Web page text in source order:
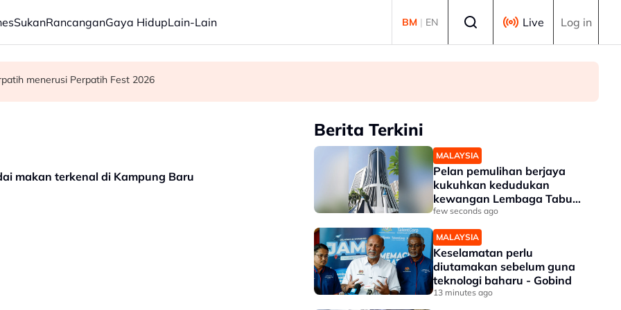
SukanRancanganGaya HidupLain-Lain BM | EN Live Log in
kewangan Lembaga Tabung Haji
teknologi baharu - Gobind
menerusi Perpatih Fest 2026
makan terkenal di Kampung Baru
Berita Terkini
MALAYSIA
Pelan pemulihan berjaya
kukuhkan kedudukan
kewangan Lembaga Tabung
Haji
few seconds ago
MALAYSIA
Keselamatan perlu
diutamakan sebelum guna
teknologi baharu - Gobind
13 minutes ago